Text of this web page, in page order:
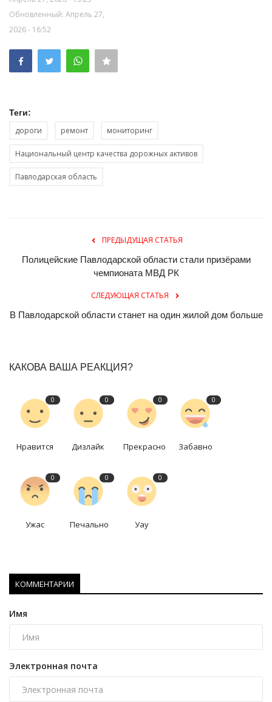
Обновленный: Апрель 27,
2026 - 16:52
Теги:
дороги ремонт мониторинг
Национальный центр качества дорожных активов
Павлодарская область
ПРЕДЫДУЩАЯ СТАТЬЯ
Полицейские Павлодарской области стали призёрами
чемпионата МВД РК
СЛЕДУЮЩАЯ СТАТЬЯ
В Павлодарской области станет на один жилой дом больше
КАКОВА ВАША РЕАКЦИЯ?
0
Нравится
0
Дизлайк
0
Прекрасно
0
Забавно
0
Ужас
0
Печально
0
Уау
КОММЕНТАРИИ
Имя
Электронная почта